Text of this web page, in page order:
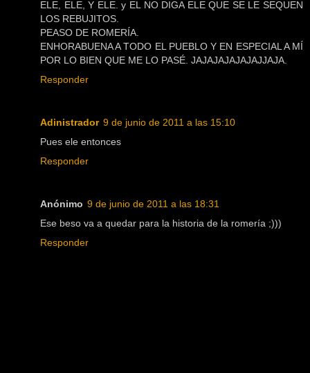
ELE, ELE, Y ELE. y EL NO DIGA ELE QUE SE LE SEQUEN
LOS REBUJITOS.
PEASO DE ROMERÍA.
ENHORABUENA A TODO EL PUEBLO Y EN ESPECIAL A MÍ
POR LO BIEN QUE ME LO PASÉ. JAJAJAJAJAJAJJAJA.
Responder
Adinistrador 9 de junio de 2011 a las 15:10
Pues ele entonces
Responder
Anónimo 9 de junio de 2011 a las 18:31
Ese beso va a quedar para la historia de la romería ;)))
Responder